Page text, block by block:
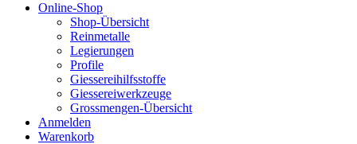
Online-Shop
Shop-Übersicht
Reinmetalle
Legierungen
Profile
Giessereihilfsstoffe
Giessereiwerkzeuge
Grossmengen-Übersicht
Anmelden
Warenkorb